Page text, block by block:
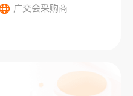
广交会采购商